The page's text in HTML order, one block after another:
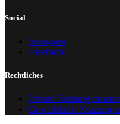
Social
Instagram
Facebook
Rechtliches
Private Nutzung
Gewerbliche Nutzung